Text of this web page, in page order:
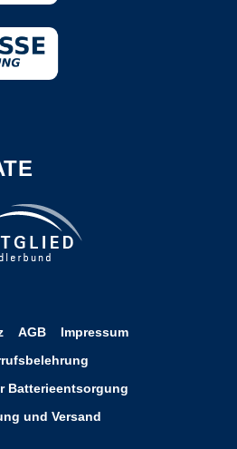
AGB
Impressum
Batterieentsorgung
und Versand